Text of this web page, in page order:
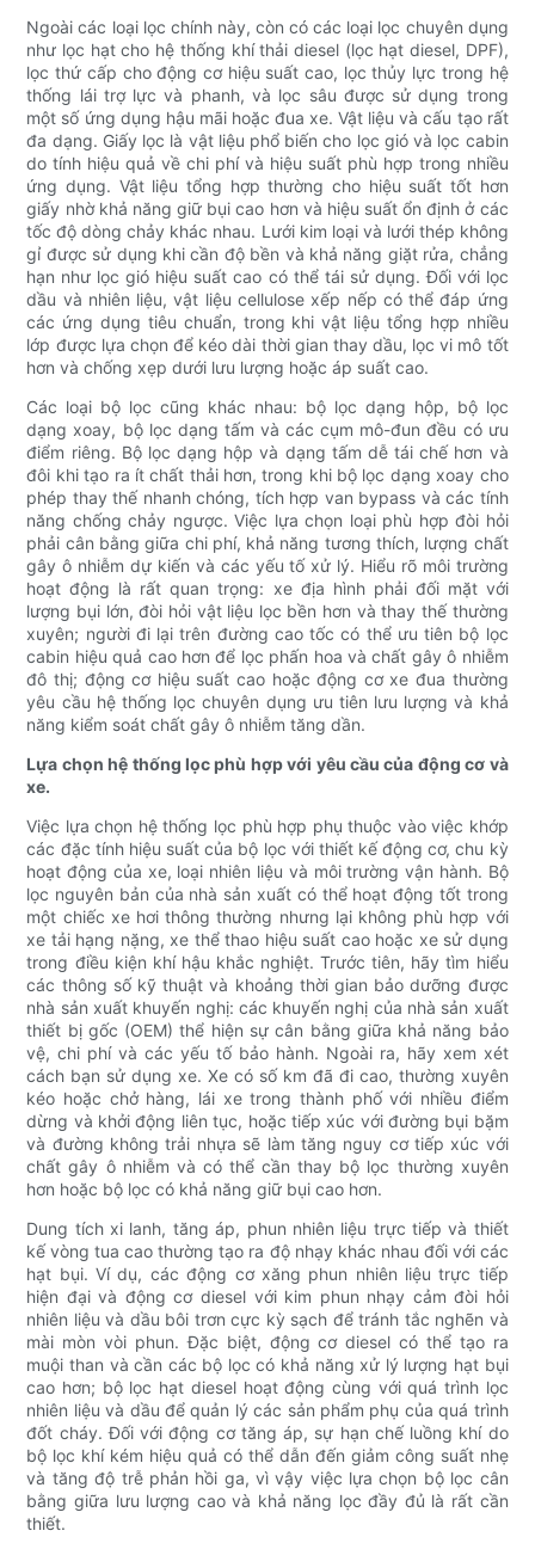
Ngoài các loại lọc chính này, còn có các loại lọc chuyên dụng
như lọc hạt cho hệ thống khí thải diesel (lọc hạt diesel, DPF),
lọc thứ cấp cho động cơ hiệu suất cao, lọc thủy lực trong hệ
thống lái trợ lực và phanh, và lọc sâu được sử dụng trong
một số ứng dụng hậu mãi hoặc đua xe. Vật liệu và cấu tạo rất
đa dạng. Giấy lọc là vật liệu phổ biến cho lọc gió và lọc cabin
do tính hiệu quả về chi phí và hiệu suất phù hợp trong nhiều
ứng dụng. Vật liệu tổng hợp thường cho hiệu suất tốt hơn
giấy nhờ khả năng giữ bụi cao hơn và hiệu suất ổn định ở các
tốc độ dòng chảy khác nhau. Lưới kim loại và lưới thép không
gỉ được sử dụng khi cần độ bền và khả năng giặt rửa, chẳng
hạn như lọc gió hiệu suất cao có thể tái sử dụng. Đối với lọc
dầu và nhiên liệu, vật liệu cellulose xếp nếp có thể đáp ứng
các ứng dụng tiêu chuẩn, trong khi vật liệu tổng hợp nhiều
lớp được lựa chọn để kéo dài thời gian thay dầu, lọc vi mô tốt
hơn và chống xẹp dưới lưu lượng hoặc áp suất cao.
Các loại bộ lọc cũng khác nhau: bộ lọc dạng hộp, bộ lọc
dạng xoay, bộ lọc dạng tấm và các cụm mô-đun đều có ưu
điểm riêng. Bộ lọc dạng hộp và dạng tấm dễ tái chế hơn và
đôi khi tạo ra ít chất thải hơn, trong khi bộ lọc dạng xoay cho
phép thay thế nhanh chóng, tích hợp van bypass và các tính
năng chống chảy ngược. Việc lựa chọn loại phù hợp đòi hỏi
phải cân bằng giữa chi phí, khả năng tương thích, lượng chất
gây ô nhiễm dự kiến ​​và các yếu tố xử lý. Hiểu rõ môi trường
hoạt động là rất quan trọng: xe địa hình phải đối mặt với
lượng bụi lớn, đòi hỏi vật liệu lọc bền hơn và thay thế thường
xuyên; người đi lại trên đường cao tốc có thể ưu tiên bộ lọc
cabin hiệu quả cao hơn để lọc phấn hoa và chất gây ô nhiễm
đô thị; động cơ hiệu suất cao hoặc động cơ xe đua thường
yêu cầu hệ thống lọc chuyên dụng ưu tiên lưu lượng và khả
năng kiểm soát chất gây ô nhiễm tăng dần.
Lựa chọn hệ thống lọc phù hợp với yêu cầu của động cơ và
xe.
Việc lựa chọn hệ thống lọc phù hợp phụ thuộc vào việc khớp
các đặc tính hiệu suất của bộ lọc với thiết kế động cơ, chu kỳ
hoạt động của xe, loại nhiên liệu và môi trường vận hành. Bộ
lọc nguyên bản của nhà sản xuất có thể hoạt động tốt trong
một chiếc xe hơi thông thường nhưng lại không phù hợp với
xe tải hạng nặng, xe thể thao hiệu suất cao hoặc xe sử dụng
trong điều kiện khí hậu khắc nghiệt. Trước tiên, hãy tìm hiểu
các thông số kỹ thuật và khoảng thời gian bảo dưỡng được
nhà sản xuất khuyến nghị: các khuyến nghị của nhà sản xuất
thiết bị gốc (OEM) thể hiện sự cân bằng giữa khả năng bảo
vệ, chi phí và các yếu tố bảo hành. Ngoài ra, hãy xem xét
cách bạn sử dụng xe. Xe có số km đã đi cao, thường xuyên
kéo hoặc chở hàng, lái xe trong thành phố với nhiều điểm
dừng và khởi động liên tục, hoặc tiếp xúc với đường bụi bặm
và đường không trải nhựa sẽ làm tăng nguy cơ tiếp xúc với
chất gây ô nhiễm và có thể cần thay bộ lọc thường xuyên
hơn hoặc bộ lọc có khả năng giữ bụi cao hơn.
Dung tích xi lanh, tăng áp, phun nhiên liệu trực tiếp và thiết
kế vòng tua cao thường tạo ra độ nhạy khác nhau đối với các
hạt bụi. Ví dụ, các động cơ xăng phun nhiên liệu trực tiếp
hiện đại và động cơ diesel với kim phun nhạy cảm đòi hỏi
nhiên liệu và dầu bôi trơn cực kỳ sạch để tránh tắc nghẽn và
mài mòn vòi phun. Đặc biệt, động cơ diesel có thể tạo ra
muội than và cần các bộ lọc có khả năng xử lý lượng hạt bụi
cao hơn; bộ lọc hạt diesel hoạt động cùng với quá trình lọc
nhiên liệu và dầu để quản lý các sản phẩm phụ của quá trình
đốt cháy. Đối với động cơ tăng áp, sự hạn chế luồng khí do
bộ lọc khí kém hiệu quả có thể dẫn đến giảm công suất nhẹ
và tăng độ trễ phản hồi ga, vì vậy việc lựa chọn bộ lọc cân
bằng giữa lưu lượng cao và khả năng lọc đầy đủ là rất cần
thiết.